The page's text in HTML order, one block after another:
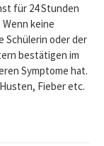
für 24 Stunden
keine
Schülerin oder der
bestätigen im
Symptome hat.
Fieber etc.